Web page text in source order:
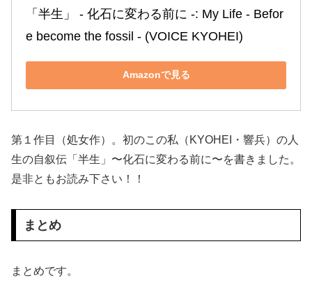
「半生」 ‐ 化石に変わる前に ‐: My Life ‐ Befor
e become the fossil ‐ (VOICE KYOHEI)
Amazonで見る
第１作目（処女作）。初のこの私（KYOHEI・響兵）の人
生の自叙伝「半生」〜化石に変わる前に〜を書きました。
是非ともお読み下さい！！
まとめ
まとめです。